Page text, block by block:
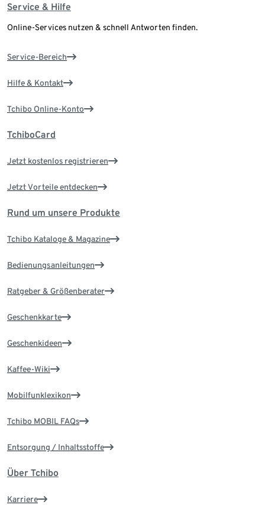
Service & Hilfe
Online-Services nutzen & schnell Antworten finden.
Service-Bereich
Hilfe & Kontakt
Tchibo Online-Konto
TchiboCard
Jetzt kostenlos registrieren
Jetzt Vorteile entdecken
Rund um unsere Produkte
Tchibo Kataloge & Magazine
Bedienungsanleitungen
Ratgeber & Größenberater
Geschenkkarte
Geschenkideen
Kaffee-Wiki
Mobilfunklexikon
Tchibo MOBIL FAQs
Entsorgung / Inhaltsstoffe
Über Tchibo
Karriere